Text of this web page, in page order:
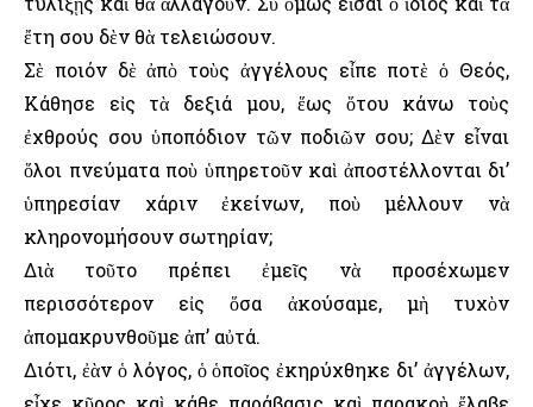
ἔτη σου δὲν θὰ τελειώσουν.
Σὲ ποιόν δὲ ἀπὸ τοὺς ἀγγέλους εἶπε ποτὲ ὁ Θεός,
Κάθησε εἰς τὰ δεξιά μου, ἕως ὅτου κάνω τοὺς
ἐχθρούς σου ὑποπόδιον τῶν ποδιῶν σου; Δὲν εἶναι
ὅλοι πνεύματα ποὺ ὑπηρετοῦν καὶ ἀποστέλλονται δι’
ὑπηρεσίαν χάριν ἐκείνων, ποὺ μέλλουν νὰ
κληρονομήσουν σωτηρίαν;
Διὰ τοῦτο πρέπει ἐμεῖς νὰ προσέχωμεν
περισσότερον εἰς ὅσα ἀκούσαμε, μὴ τυχὸν
ἀπομακρυνθοῦμε ἀπ’ αὐτά.
Διότι, ἐὰν ὁ λόγος, ὁ ὁποῖος ἐκηρύχθηκε δι’ ἀγγέλων,